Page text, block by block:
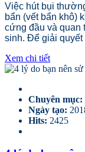
Việc hút bụi
bẩn (vết bẩn khô)
cứng đầu và quan
sinh. Để giải quyết
Xem chi tiết
Chuyên mục:
Ngày tạo:
Hits: 2425